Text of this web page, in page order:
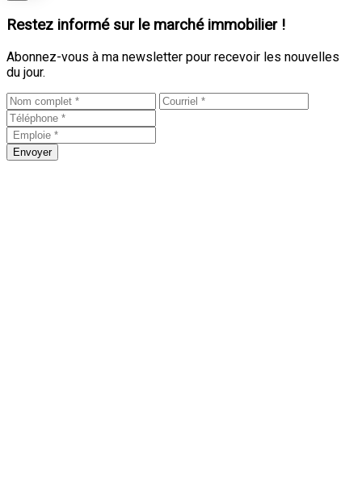
Restez informé sur le marché immobilier !
Abonnez-vous à ma newsletter pour recevoir les nouvelles
du jour.
Envoyer